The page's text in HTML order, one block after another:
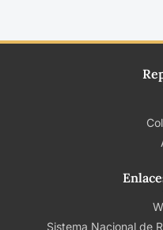
Sistema Nacional de